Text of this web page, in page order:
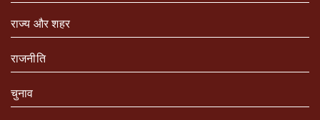
राज्य और शहर
राजनीति
चुनाव